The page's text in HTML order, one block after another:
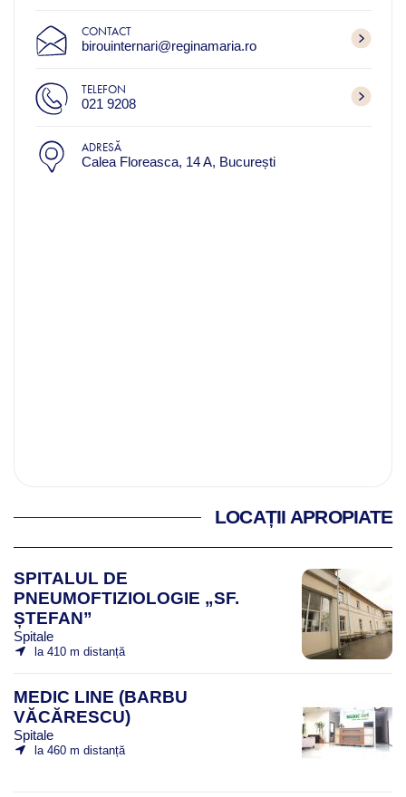
CONTACT
birouinternari@reginamaria.ro
TELEFON
021 9208
ADRESĂ
Calea Floreasca, 14 A, București
LOCAȚII APROPIATE
SPITALUL DE
PNEUMOFTIZIOLOGIE „SF.
ȘTEFAN”
Spitale
la 410 m distanță
MEDIC LINE (BARBU
VĂCĂRESCU)
Spitale
la 460 m distanță